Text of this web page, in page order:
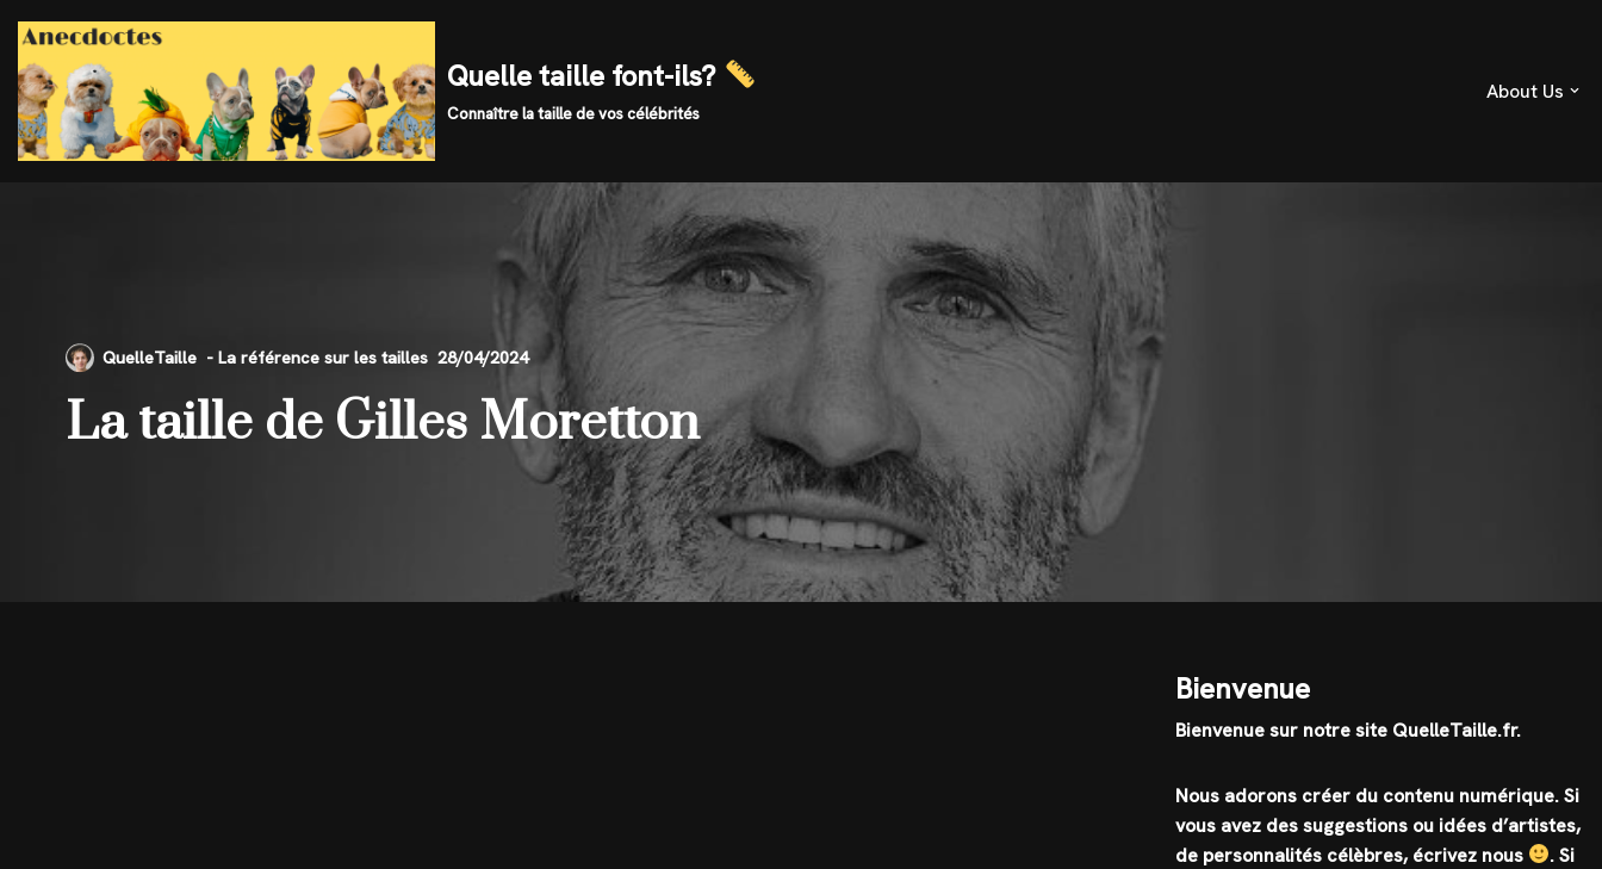
Skip
to
content
Quelle taille font-ils?
Connaître la taille de vos célébrités
About Us
QuelleTaille 28/04/2024
La taille de Gilles Moretton
Bienvenue
Bienvenue sur notre site QuelleTaille.fr.
Nous adorons créer du contenu numérique. Si
vous avez des suggestions ou idées d’artistes,
de personnalités célèbres, écrivez nous
.Si